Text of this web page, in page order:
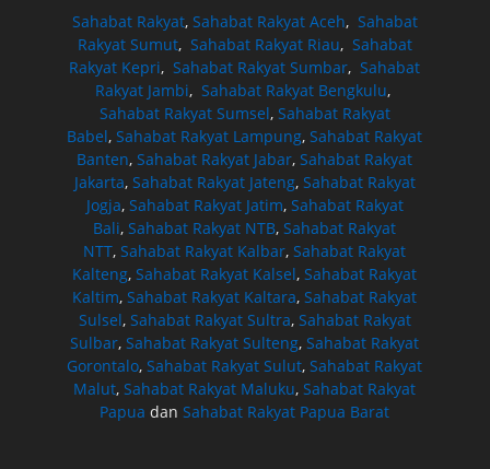
Sahabat Rakyat, Sahabat Rakyat Aceh, Sahabat
Rakyat Sumut, Sahabat Rakyat Riau, Sahabat
Rakyat Kepri,Sahabat Rakyat Sumbar,Sahabat
Rakyat Jambi, Sahabat Rakyat Bengkulu,
Sahabat Rakyat Sumsel, Sahabat Rakyat
Babel,Sahabat Rakyat Lampung,Sahabat Rakyat
Banten,Sahabat Rakyat Jabar,Sahabat Rakyat
Jakarta, Sahabat Rakyat Jateng, Sahabat Rakyat
Jogja, Sahabat Rakyat Jatim, Sahabat Rakyat
Bali,Sahabat Rakyat NTB,Sahabat Rakyat
NTT,Sahabat Rakyat Kalbar,Sahabat Rakyat
Kalteng,Sahabat Rakyat Kalsel,Sahabat Rakyat
Kaltim,Sahabat Rakyat Kaltara,Sahabat Rakyat
Sulsel, Sahabat Rakyat Sultra, Sahabat Rakyat
Sulbar,Sahabat Rakyat Sulteng,Sahabat Rakyat
Gorontalo,Sahabat Rakyat Sulut,Sahabat Rakyat
Malut,Sahabat Rakyat Maluku,Sahabat Rakyat
Papua danSahabat Rakyat Papua Barat